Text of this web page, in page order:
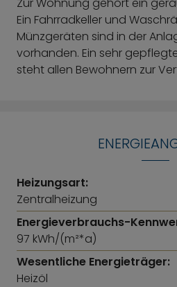
Ein Fahrradkeller und
Münzgeräten sind in der
vorhanden. Ein sehr
steht allen Bewohnern zur
Heizungsart:
Zentralheizung
Energieverbrauchs-
97 kWh/(m²*a)
Wesentliche Energieträger:
Heizöl